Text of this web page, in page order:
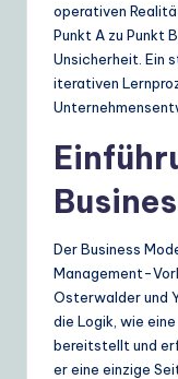
operativen
Punkt A zu Punkt
Unsicherheit. Ein
iterativen
Der Business
Management-
Osterwalder und
die Logik, wie
bereitstellt und
er eine einzige